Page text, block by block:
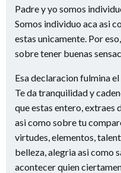
Padre y yo somos
Somos individuo aca asi­
estas unicamente. Por
sobre tener buenas
Esa declaracion fulmina
Te da tranquilidad y
que estas entero, extraes
asi­ como sobre tu
virtudes, elementos,
belleza, alegria asi­ como
acontecer quien